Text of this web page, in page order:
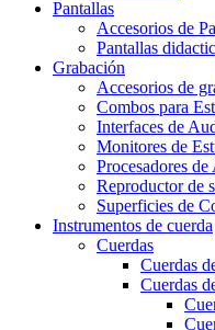
Pantallas
Accesorios de
Pantallas
Grabación
Accesorios de
Combos para
Interfaces de
Monitores de
Procesadores
Reproductor de
Superficies de
Instrumentos de cuerda
Cuerdas
Cuerdas
Cuerdas